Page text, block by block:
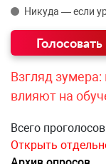
Никуда — если
Взгляд
влияют на
Всего
Открыть